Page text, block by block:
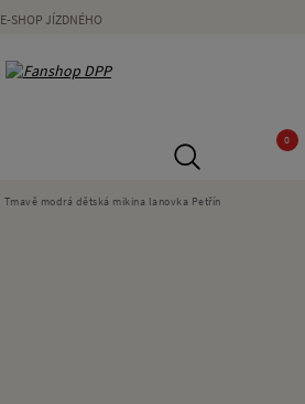
E-SHOP JÍZDNÉHO
0
Tmavě modrá dětská mikina lanovka Petřín